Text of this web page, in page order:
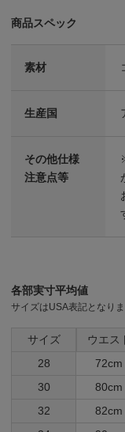
商品スペック
素材
生産国
その他仕様
注意点等
各部実寸平均値
サイズはUSA表記となり
サイズ ウエス
28
72cm
30
80cm
32
82cm